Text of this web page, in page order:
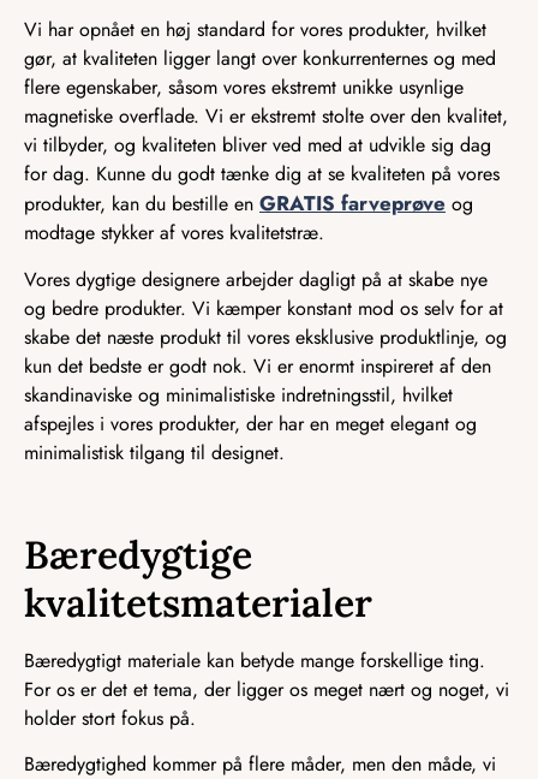
Vi har opnået en høj standard for vores produkter, hvilket
gør, at kvaliteten ligger langt over konkurrenternes og med
flere egenskaber, såsom vores ekstremt unikke usynlige
magnetiske overflade. Vi er ekstremt stolte over den kvalitet,
vi tilbyder, og kvaliteten bliver ved med at udvikle sig dag
for dag. Kunne du godt tænke dig at se kvaliteten på vores
produkter, kan du bestille en GRATIS farveprøve og
modtage stykker af vores kvalitetstræ.
Vores dygtige designere arbejder dagligt på at skabe nye
og bedre produkter. Vi kæmper konstant mod os selv for at
skabe det næste produkt til vores eksklusive produktlinje, og
kun det bedste er godt nok. Vi er enormt inspireret af den
skandinaviske og minimalistiske indretningsstil, hvilket
afspejles i vores produkter, der har en meget elegant og
minimalistisk tilgang til designet.
Bæredygtige
kvalitetsmaterialer
Bæredygtigt materiale kan betyde mange forskellige ting.
For os er det et tema, der ligger os meget nært og noget, vi
holder stort fokus på.
Bæredygtighed kommer på flere måder, men den måde, vi